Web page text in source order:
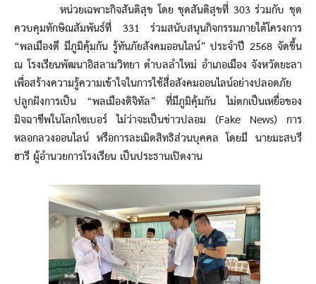
หน่วยเฉพาะกิจสันติสุข โดย ชุดสันติสุขที่ 303 ร่วมกับ ชุด
ควบคุมทักษิณสัมพันธ์ที่ 331 ร่วมสนับสนุนกิจกรรมภายใต้โครงการ
“พลเมืองดี มีภูมิคุ้มกัน รู้ทันภัยสังคมออนไลน์” ประจำปี 2568 จัดขึ้น
ณ โรงเรียนพัฒนาอิสลามวิทยา ตำบลลำใหม่ อำเภอเมือง จังหวัดยะลา
เพื่อสร้างความรู้ความเข้าใจในการใช้สื่อสังคมออนไลน์อย่างปลอดภัย
ปลูกฝังการเป็น “พลเมืองดิจิทัล” ที่มีภูมิคุ้มกัน ไม่ตกเป็นเหยื่อของ
มิจฉาชีพในโลกไซเบอร์ ไม่ว่าจะเป็นข่าวปลอม (Fake News) การ
หลอกลวงออนไลน์ หรือการละเมิดสิทธิส่วนบุคคล โดยมี นายมะสบรี
ฮารี ผู้อำนวยการโรงเรียน เป็นประธานเปิดงาน